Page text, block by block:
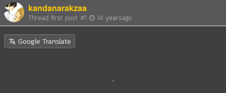
kandanarakzaa
Thread first post #1 14 yearsago
Google Translate
.